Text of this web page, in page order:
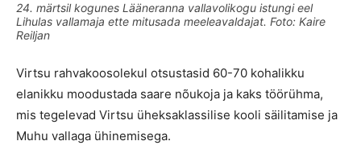
24. märtsil kogunes Lääneranna vallavolikogu istungi eel
Lihulas vallamaja ette mitusada meeleavaldajat. Foto: Kaire
Reiljan
Virtsu rahvakoosolekul otsustasid 60-70 kohalikku
elanikku moodustada saare nõukoja ja kaks töörühma,
mis tegelevad Virtsu üheksaklassilise kooli säilitamise ja
Muhu vallaga ühinemisega.